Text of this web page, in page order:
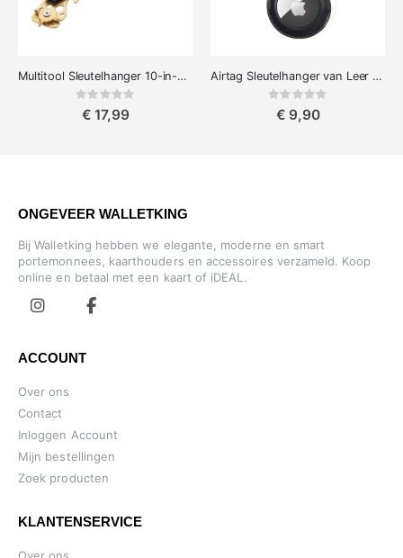
Multitool Sleutelhanger 10-in-1 Toolinator
Rating:
€ 17,99
Airtag Sleutelhanger van Leer met Karabijnhaak
Rating:
€ 9,90
ONGEVEER WALLETKING
Bij Walletking hebben we elegante, moderne en smart
portemonnees, kaarthouders en accessoires verzameld. Koop
online en betaal met een kaart of iDEAL.
ACCOUNT
Over ons
Contact
Inloggen Account
Mijn bestellingen
Zoek producten
KLANTENSERVICE
Over ons